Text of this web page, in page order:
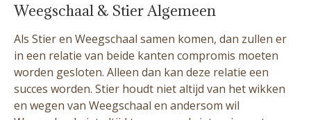
Weegschaal & Stier Algemeen
Als Stier en Weegschaal samen komen, dan zullen er
in een relatie van beide kanten compromis moeten
worden gesloten. Alleen dan kan deze relatie een
succes worden. Stier houdt niet altijd van het wikken
en wegen van Weegschaal en andersom wil